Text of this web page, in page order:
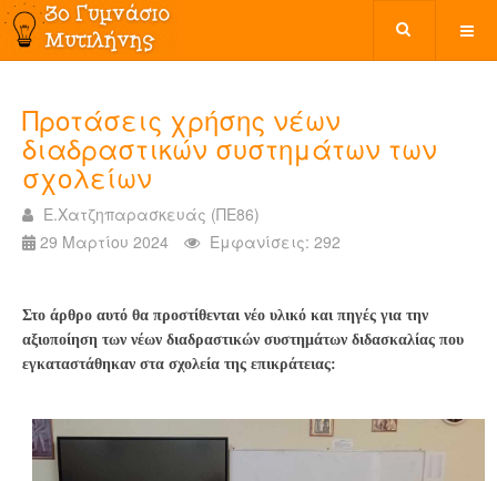
Προτάσεις χρήσης νέων
διαδραστικών συστημάτων των
σχολείων
Ε.Χατζηπαρασκευάς (ΠΕ86)
29 Μαρτίου 2024
Εμφανίσεις: 292
Στο άρθρο αυτό θα προστίθενται νέο υλικό και πηγές για την
αξιοποίηση των νέων διαδραστικών συστημάτων διδασκαλίας που
εγκαταστάθηκαν στα σχολεία της επικράτειας: